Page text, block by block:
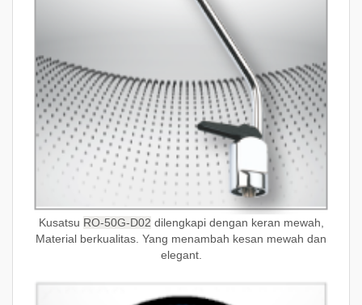
Kusatsu RO-50G-D02 dilengkapi dengan keran mewah,
Material berkualitas. Yang menambah kesan mewah dan
elegant.